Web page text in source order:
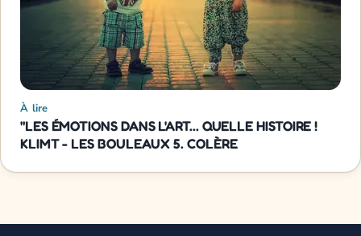
À lire
"LES ÉMOTIONS DANS L'ART... QUELLE HISTOIRE !
KLIMT - LES BOULEAUX 5. COLÈRE